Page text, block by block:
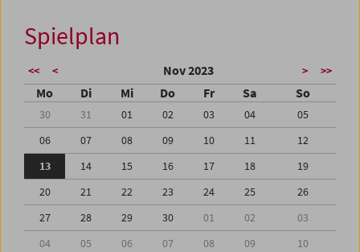
Spielplan
<< < Nov 2023 > >>
Mo Di Mi Do Fr Sa So
30 31 01 02 03 04
05
06
07 08 09 10 11
12
13
14 15 16 17 18
19
20
21 22 23 24 25
26
27
28 29 30 01 02
03
04
05 06 07 08 09 10